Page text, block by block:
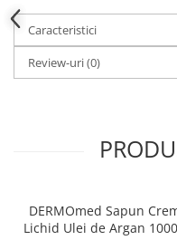
Servetele Umede & Uscate
Ingrijire copii
Cosmetice copii
Lumanari Parfumate
Masina
Caracteristici
Review-uri(0)
DERMOmed Sapun
Lichid Ulei de Argan